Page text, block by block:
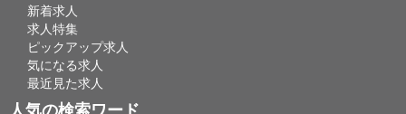
新着求人
求人特集
ピックアップ求人
気になる求人
最近見た求人
人気の検索ワード